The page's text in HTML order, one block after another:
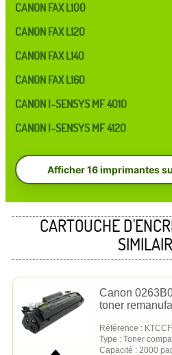
CANON FAX L100
CANON FAX L120
CANON FAX L140
CANON FAX L160
CANON I-SENSYS MF 4010
CANON I-SENSYS MF 4120
Afficher 16 imprimantes
CARTOUCHE
Canon
toner
Référence :
Type : Toner
Capacité : 2000